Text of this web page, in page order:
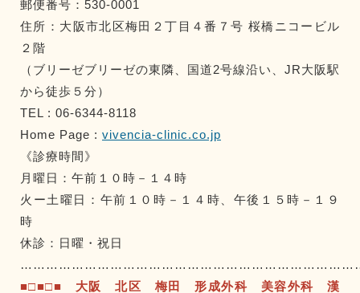
郵便番号：530-0001
住所：大阪市北区梅田２丁目４番７号 桜橋ニコービル
２階
（ブリーゼブリーゼの東隣、国道2号線沿い、JR大阪駅
から徒歩５分）
TEL : 06-6344-8118
Home Page : vivencia-clinic.co.jp
《診療時間》
月曜日：午前１０時－１４時
火ー土曜日：午前１０時－１４時、午後１５時－１９
時
休診：日曜・祝日
■□■□■ 大阪 北区 梅田 形成外科 美容外科 漢